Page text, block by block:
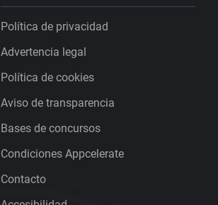
Política de privacidad
Advertencia legal
Política de cookies
Aviso de transparencia
Bases de concursos
Condiciones Appcelerate
Contacto